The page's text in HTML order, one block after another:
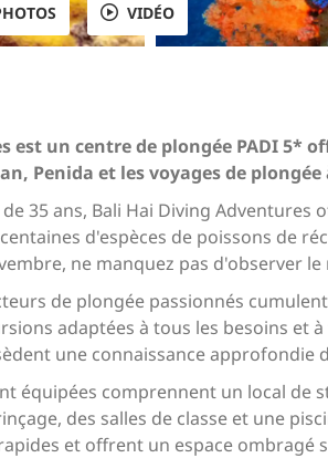
VIDÉO
est un centre de plongée PADI
Penida et les voyages de plongée
35 ans, Bali Hai Diving
d'espèces de poissons de
ne manquez pas d'observer
de plongée passionnés
adaptées à tous les besoins et
une connaissance approfondie
équipées comprennent un local de
des salles de classe et une
et offrent un espace ombragé